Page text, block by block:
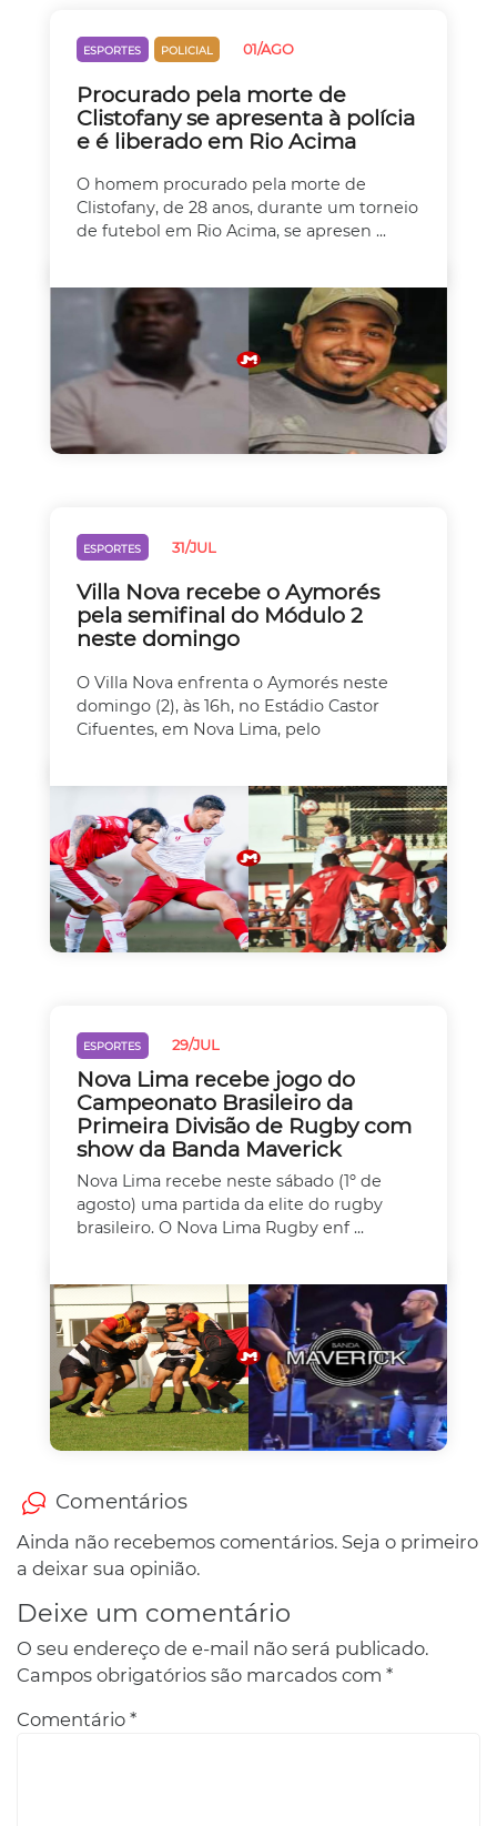
ESPORTES POLICIAL 01/AGO
Procurado pela morte de
Clistofany se apresenta à polícia
e é liberado em Rio Acima
O homem procurado pela morte de
Clistofany, de 28 anos, durante um torneio
de futebol em Rio Acima, se apresen ...
ESPORTES 31/JUL
Villa Nova recebe o Aymorés
pela semifinal do Módulo 2
neste domingo
O Villa Nova enfrenta o Aymorés neste
domingo (2), às 16h, no Estádio Castor
Cifuentes, em Nova Lima, pelo
ESPORTES 29/JUL
Nova Lima recebe jogo do
Campeonato Brasileiro da
Primeira Divisão de Rugby com
show da Banda Maverick
Nova Lima recebe neste sábado (1º de
agosto) uma partida da elite do rugby
brasileiro. O Nova Lima Rugby enf ...
Comentários
Ainda não recebemos comentários. Seja o primeiro
a deixar sua opinião.
Deixe um comentário
O seu endereço de e-mail não será publicado.
Campos obrigatórios são marcados com *
Comentário *